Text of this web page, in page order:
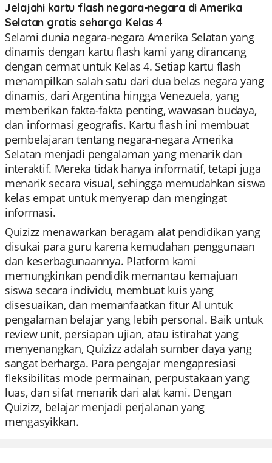
Jelajahi kartu flash negara-negara di Amerika
Selatan gratis seharga Kelas 4
Selami dunia negara-negara Amerika Selatan yang
dinamis dengan kartu flash kami yang dirancang
dengan cermat untuk Kelas 4. Setiap kartu flash
menampilkan salah satu dari dua belas negara yang
dinamis, dari Argentina hingga Venezuela, yang
memberikan fakta-fakta penting, wawasan budaya,
dan informasi geografis. Kartu flash ini membuat
pembelajaran tentang negara-negara Amerika
Selatan menjadi pengalaman yang menarik dan
interaktif. Mereka tidak hanya informatif, tetapi juga
menarik secara visual, sehingga memudahkan siswa
kelas empat untuk menyerap dan mengingat
informasi.
Quizizz menawarkan beragam alat pendidikan yang
disukai para guru karena kemudahan penggunaan
dan keserbagunaannya. Platform kami
memungkinkan pendidik memantau kemajuan
siswa secara individu, membuat kuis yang
disesuaikan, dan memanfaatkan fitur AI untuk
pengalaman belajar yang lebih personal. Baik untuk
review unit, persiapan ujian, atau istirahat yang
menyenangkan, Quizizz adalah sumber daya yang
sangat berharga. Para pengajar mengapresiasi
fleksibilitas mode permainan, perpustakaan yang
luas, dan sifat menarik dari alat kami. Dengan
Quizizz, belajar menjadi perjalanan yang
mengasyikkan.